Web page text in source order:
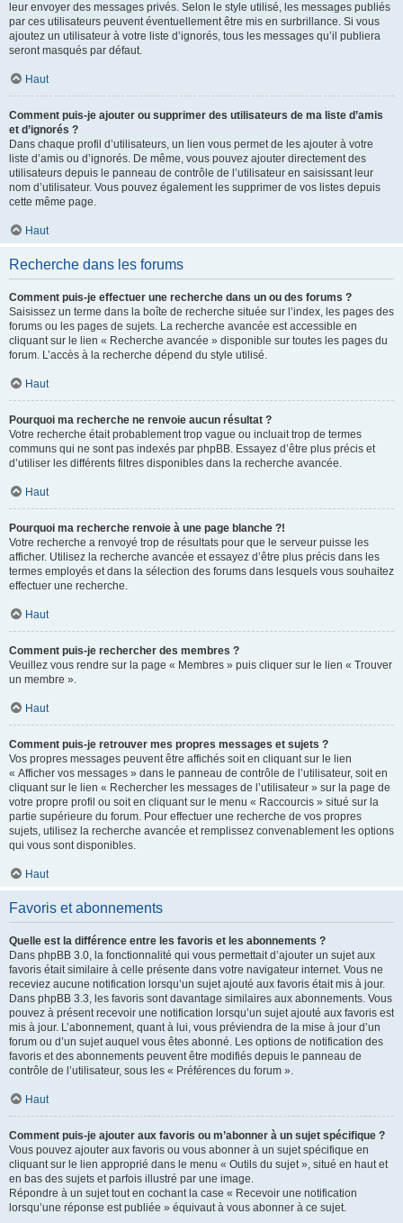
leur envoyer des messages privés. Selon le style utilisé, les messages publiés
par ces utilisateurs peuvent éventuellement être mis en surbrillance. Si vous
ajoutez un utilisateur à votre liste d’ignorés, tous les messages qu’il publiera
seront masqués par défaut.
Haut
Comment puis-je ajouter ou supprimer des utilisateurs de ma liste d’amis
et d’ignorés ?
Dans chaque profil d’utilisateurs, un lien vous permet de les ajouter à votre
liste d’amis ou d’ignorés. De même, vous pouvez ajouter directement des
utilisateurs depuis le panneau de contrôle de l’utilisateur en saisissant leur
nom d’utilisateur. Vous pouvez également les supprimer de vos listes depuis
cette même page.
Haut
Recherche dans les forums
Comment puis-je effectuer une recherche dans un ou des forums ?
Saisissez un terme dans la boîte de recherche située sur l’index, les pages des
forums ou les pages de sujets. La recherche avancée est accessible en
cliquant sur le lien « Recherche avancée » disponible sur toutes les pages du
forum. L’accès à la recherche dépend du style utilisé.
Haut
Pourquoi ma recherche ne renvoie aucun résultat ?
Votre recherche était probablement trop vague ou incluait trop de termes
communs qui ne sont pas indexés par phpBB. Essayez d’être plus précis et
d’utiliser les différents filtres disponibles dans la recherche avancée.
Haut
Pourquoi ma recherche renvoie à une page blanche ?!
Votre recherche a renvoyé trop de résultats pour que le serveur puisse les
afficher. Utilisez la recherche avancée et essayez d’être plus précis dans les
termes employés et dans la sélection des forums dans lesquels vous souhaitez
effectuer une recherche.
Haut
Comment puis-je rechercher des membres ?
Veuillez vous rendre sur la page « Membres » puis cliquer sur le lien « Trouver
un membre ».
Haut
Comment puis-je retrouver mes propres messages et sujets ?
Vos propres messages peuvent être affichés soit en cliquant sur le lien
« Afficher vos messages » dans le panneau de contrôle de l’utilisateur, soit en
cliquant sur le lien « Rechercher les messages de l’utilisateur » sur la page de
votre propre profil ou soit en cliquant sur le menu « Raccourcis » situé sur la
partie supérieure du forum. Pour effectuer une recherche de vos propres
sujets, utilisez la recherche avancée et remplissez convenablement les options
qui vous sont disponibles.
Haut
Favoris et abonnements
Quelle est la différence entre les favoris et les abonnements ?
Dans phpBB 3.0, la fonctionnalité qui vous permettait d’ajouter un sujet aux
favoris était similaire à celle présente dans votre navigateur internet. Vous ne
receviez aucune notification lorsqu’un sujet ajouté aux favoris était mis à jour.
Dans phpBB 3.3, les favoris sont davantage similaires aux abonnements. Vous
pouvez à présent recevoir une notification lorsqu’un sujet ajouté aux favoris est
mis à jour. L’abonnement, quant à lui, vous préviendra de la mise à jour d’un
forum ou d’un sujet auquel vous êtes abonné. Les options de notification des
favoris et des abonnements peuvent être modifiés depuis le panneau de
contrôle de l’utilisateur, sous les « Préférences du forum ».
Haut
Comment puis-je ajouter aux favoris ou m’abonner à un sujet spécifique ?
Vous pouvez ajouter aux favoris ou vous abonner à un sujet spécifique en
cliquant sur le lien approprié dans le menu « Outils du sujet », situé en haut et
en bas des sujets et parfois illustré par une image.
Répondre à un sujet tout en cochant la case « Recevoir une notification
lorsqu’une réponse est publiée » équivaut à vous abonner à ce sujet.